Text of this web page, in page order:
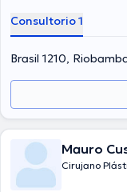
Consultorio 1
Brasil 1210,
Mauro
Cirujano